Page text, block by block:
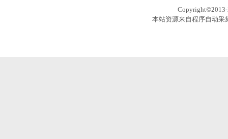
Copyright©2013-
本站资源来自程序自动采